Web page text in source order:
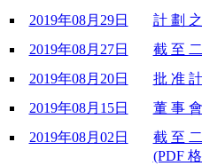
2019年08月29日
計 劃
2019年08月27日
截 至
2019年08月20日
批 准
2019年08月15日
董 事
2019年08月02日
截 至
(PDF